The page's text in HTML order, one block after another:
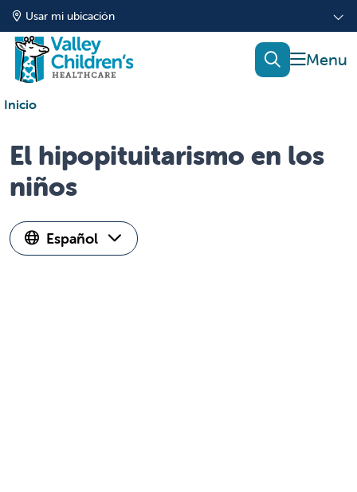
Usar mi ubicación
mostrar
buscar
Inicio
El hipopituitarismo en los
niños
Español